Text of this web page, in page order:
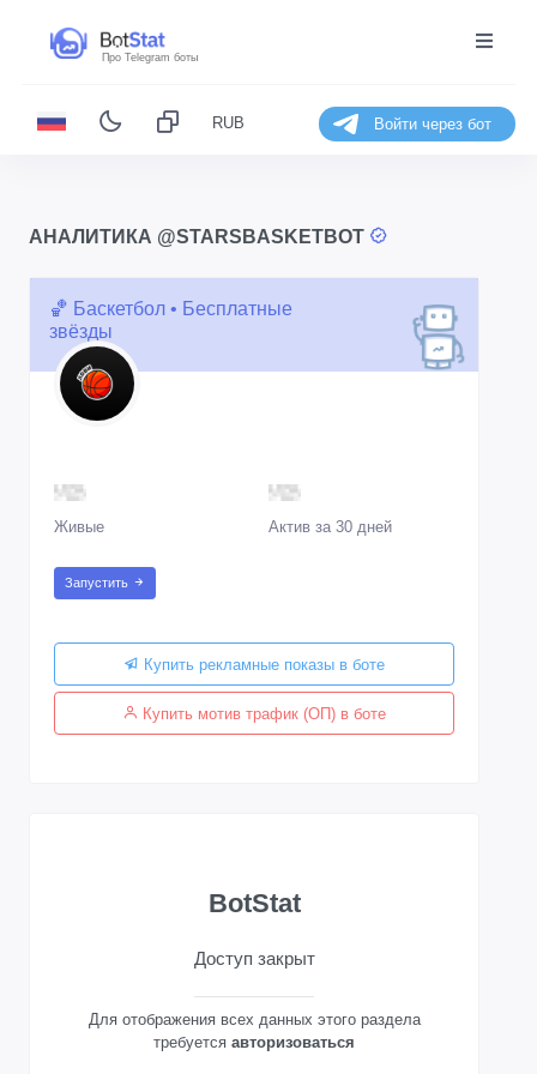
Про Telegram боты
RUB Войти через бот
АНАЛИТИКА @STARSBASKETBOT
🏀 Баскетбол • Бесплатные
звёзды
Живые Актив за 30 дней
Запустить
Купить рекламные показы в боте
Купить мотив трафик (ОП) в боте
BotStat
Доступ закрыт
Для отображения всех данных этого раздела
требуется авторизоваться